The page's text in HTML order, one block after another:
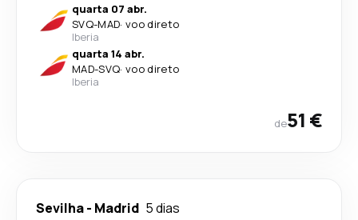
quarta 07 abr.
SVQ-MAD· voo direto
Iberia
quarta 14 abr.
MAD-SVQ· voo direto
Iberia
de51 €
Sevilha- Madrid 5 dias